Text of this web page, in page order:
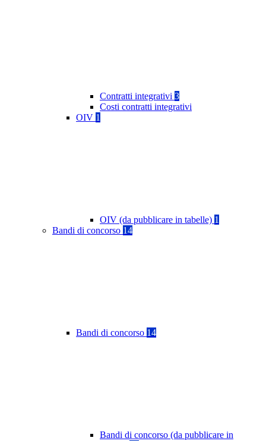
Contratti integrativi 3
Costi contratti integrativi
OIV 1
OIV (da pubblicare in tabelle) 1
Bandi di concorso 14
Bandi di concorso 14
Bandi di concorso (da pubblicare in